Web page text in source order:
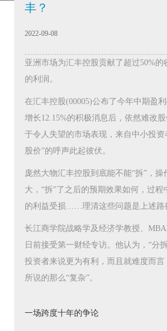
丰？
2022-09-08
亚洲市场为汇丰控股贡献了超过50%的
的利润。
在汇丰控股(00005)公布了今年中期盈
增长12.15%的积极消息后，依然难改
于令人失望的市场表现，来自中小投资
股价”的呼声此起彼伏。
庞然大物汇丰控股到底能不能“拆”，操
大，“拆”了之后的预期效果如何，过
的利益受损……理清这些问题是上述路
长江商学院战略学及经济学教授、
日前接受第一财经专访。他认为，“分
投资者来说更为有利，而且就难度而
所说的那么“复杂”。
一场跨度十年的争论